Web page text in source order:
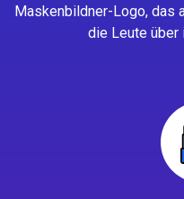
Maskenbildner-Logo, das
die Leute über